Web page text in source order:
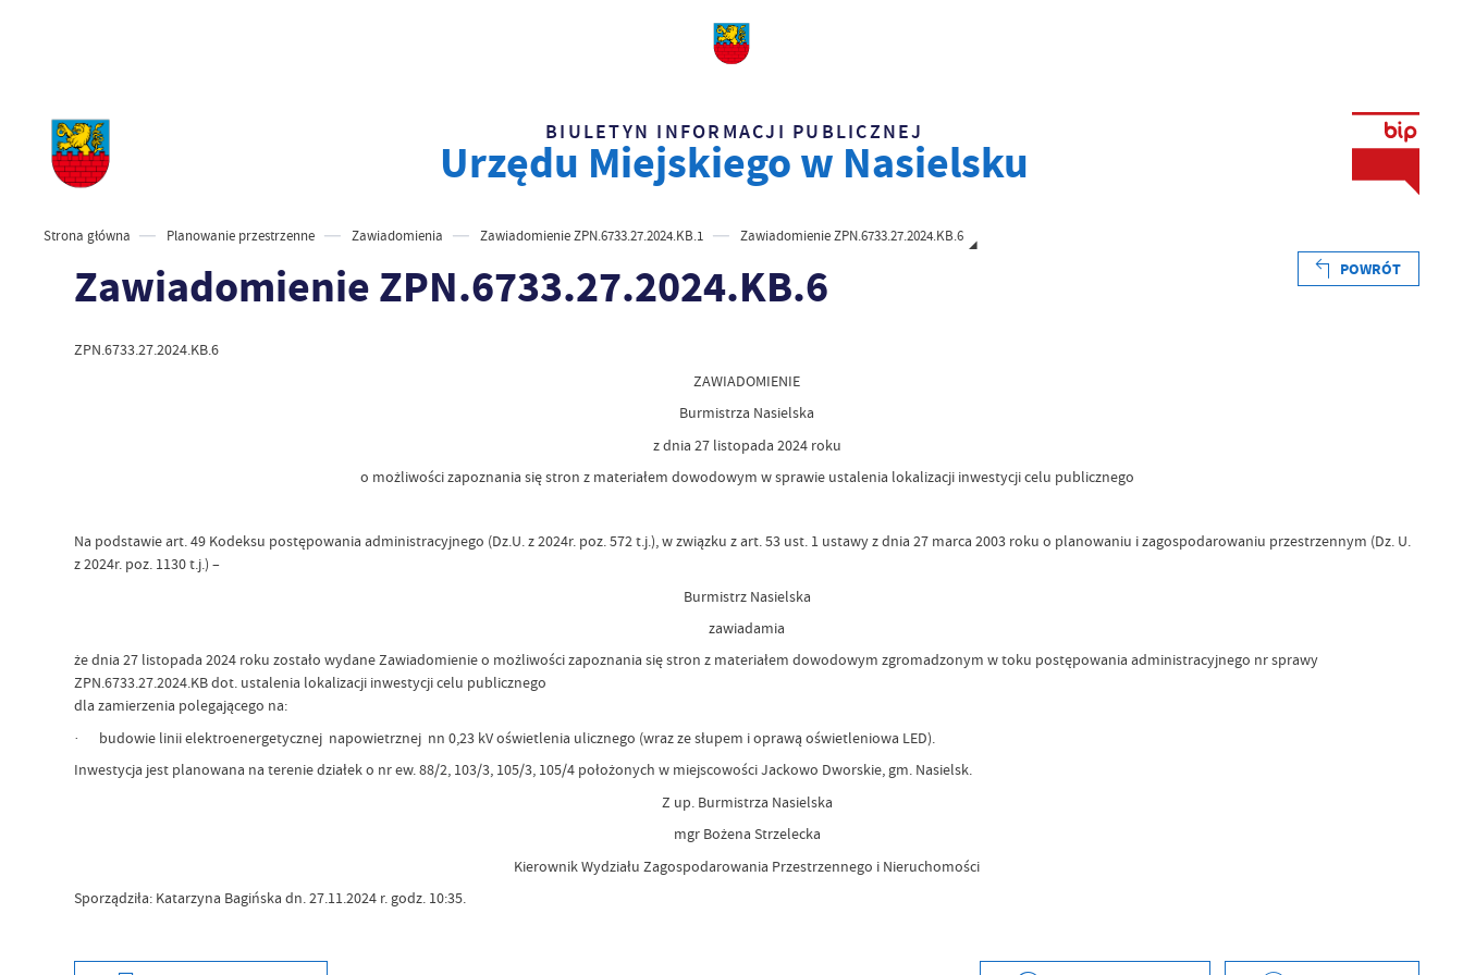
BIULETYN INFORMACJI PUBLICZNEJ
Urzędu Miejskiego w Nasielsku
Strona główna Planowanie przestrzenne Zawiadomienia Zawiadomienie ZPN.6733.27.2024.KB.1 Zawiadomienie ZPN.6733.27.2024.KB.6
Zawiadomienie ZPN.6733.27.2024.KB.6 POWRÓT
ZPN.6733.27.2024.KB.6
ZAWIADOMIENIE
Burmistrza Nasielska
z dnia 27 listopada 2024 roku
o możliwości zapoznania się stron z materiałem dowodowym w sprawie ustalenia lokalizacji inwestycji celu publicznego
Na podstawie art. 49 Kodeksu postępowania administracyjnego (Dz.U. z 2024r. poz. 572 t.j.), w związku z art. 53 ust. 1 ustawy z dnia 27 marca 2003 roku o planowaniu i zagospodarowaniu przestrzennym (Dz. U.
z 2024r. poz. 1130 t.j.) –
Burmistrz Nasielska
zawiadamia
że dnia 27 listopada 2024 roku zostało wydane Zawiadomienie o możliwości zapoznania się stron z materiałem dowodowym zgromadzonym w toku postępowania administracyjnego nr sprawy
ZPN.6733.27.2024.KB dot. ustalenia lokalizacji inwestycji celu publicznego
dla zamierzenia polegającego na:
· budowie linii elektroenergetycznej napowietrznej nn 0,23 kV oświetlenia ulicznego (wraz ze słupem i oprawą oświetleniowa LED).
Inwestycja jest planowana na terenie działek o nr ew. 88/2, 103/3, 105/3, 105/4 położonych w miejscowości Jackowo Dworskie, gm. Nasielsk.
Z up. Burmistrza Nasielska
mgr Bożena Strzelecka
Kierownik Wydziału Zagospodarowania Przestrzennego i Nieruchomości
Sporządziła: Katarzyna Bagińska dn. 27.11.2024 r. godz. 10:35.